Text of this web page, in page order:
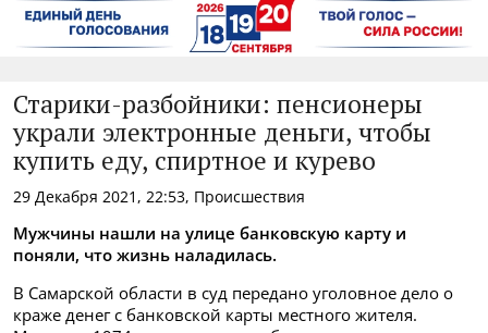
Старики-разбойники: пенсионеры
украли электронные деньги, чтобы
купить еду, спиртное и курево
29 Декабря 2021, 22:53, Происшествия
Мужчины нашли на улице банковскую карту и
поняли, что жизнь наладилась.
В Самарской области в суд передано уголовное дело о
краже денег с банковской карты местного жителя.